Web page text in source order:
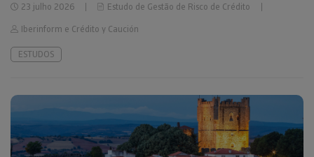
23 julho 2026
Estudo de Gestão de Risco de Crédito
Iberinform e Crédito y Caución
ESTUDOS